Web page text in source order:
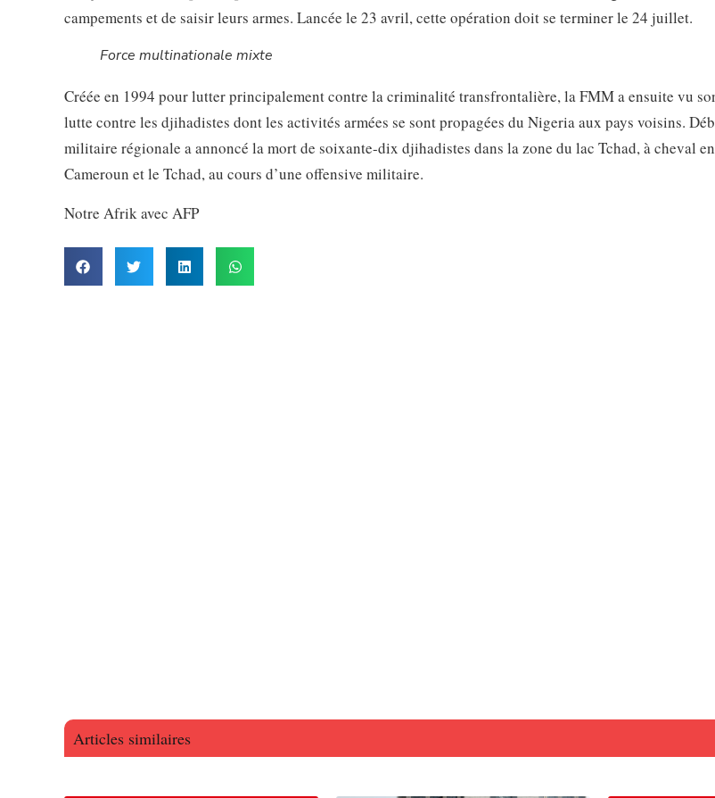
campements et de saisir leurs armes. Lancée le 23 avril, cette opération doit se terminer le 24 juillet.
Force multinationale mixte
Créée en 1994 pour lutter principalement contre la criminalité transfrontalière, la FMM a ensuite vu
lutte contre les djihadistes dont les activités armées se sont propagées du Nigeria aux pays voisins.
militaire régionale a annoncé la mort de soixante-dix djihadistes dans la zone du lac Tchad, à cheval
Cameroun et le Tchad, au cours d’une offensive militaire.
Notre Afrik avec AFP
Articles similaires